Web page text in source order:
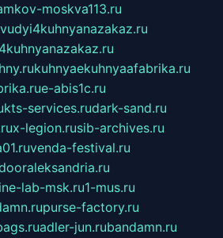
moskva113.ru
kuhnyaekuhnyaafabrika.ru
e-abis1c.ru
kts-services.rudark-sand.ru
x-legion.rusib-archives.ru
venda-festival.ru
lab-msk.ru1-mus.ru
purse-factory.ru
adler-jun.rubandamn.ru